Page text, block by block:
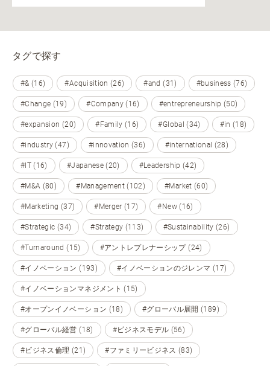
タグで探す
#& (16) #Acquisition (26) #and (31) #business (76)
#Change (19) #Company (16) #entrepreneurship (50)
#expansion (20) #Family (16) #Global (34) #in (18)
#industry (47) #innovation (36) #international (28)
#IT (16) #Japanese (20) #Leadership (42)
#M&A (80) #Management (102) #Market (60)
#Marketing (37) #Merger (17) #New (16)
#Strategic (34) #Strategy (113) #Sustainability (26)
#Turnaround (15) #アントレプレナーシップ (24)
#イノベーション (193) #イノベーションのジレンマ (17)
#イノベーションマネジメント (15)
#オープンイノベーション (18) #グローバル展開 (189)
#グローバル経営 (18) #ビジネスモデル (56)
#ビジネス倫理 (21) #ファミリービジネス (83)